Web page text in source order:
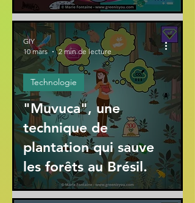
"Muvuca", une
technique de
plantation qui sauve
les forêts au Brésil.
Technologie
GIY
10 mars
2 min de lecture